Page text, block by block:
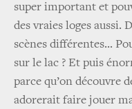
super important et
des vraies loges aussi.
scènes différentes...
sur le lac ? Et puis
parce qu’on découvre
adorerait faire jouer